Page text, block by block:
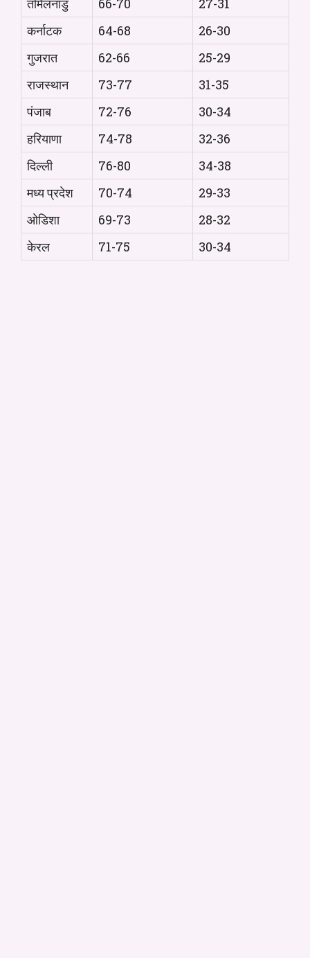
तमिलनाडु 66-70
27-31
कर्नाटक
64-68
26-30
गुजरात
62-66
25-29
राजस्थान
73-77
31-35
पंजाब
72-76
30-34
हरियाणा
74-78
32-36
दिल्ली
76-80
34-38
मध्य प्रदेश
70-74
29-33
ओडिशा
69-73
28-32
केरल
71-75 30-34